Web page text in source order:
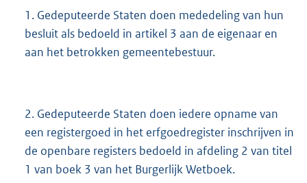
1. Gedeputeerde Staten doen mededeling van hun
besluit als bedoeld in artikel 3 aan de eigenaar en
aan het betrokken gemeentebestuur.
2. Gedeputeerde Staten doen iedere opname van
een registergoed in het erfgoedregister inschrijven in
de openbare registers bedoeld in afdeling 2 van titel
1 van boek 3 van het Burgerlijk Wetboek.